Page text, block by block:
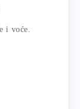
i voće.